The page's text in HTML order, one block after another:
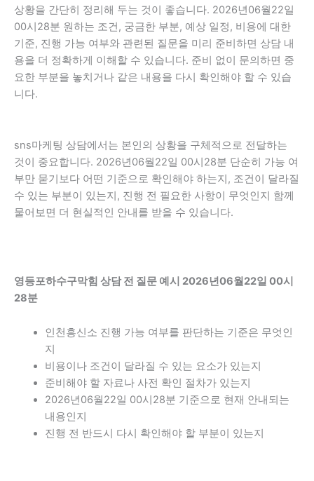
상황을 간단히 정리해 두는 것이 좋습니다. 2026년06월22일
00시28분 원하는 조건, 궁금한 부분, 예상 일정, 비용에 대한
기준, 진행 가능 여부와 관련된 질문을 미리 준비하면 상담 내
용을 더 정확하게 이해할 수 있습니다. 준비 없이 문의하면 중
요한 부분을 놓치거나 같은 내용을 다시 확인해야 할 수 있습
니다.
sns마케팅 상담에서는 본인의 상황을 구체적으로 전달하는
것이 중요합니다. 2026년06월22일 00시28분 단순히 가능 여
부만 묻기보다 어떤 기준으로 확인해야 하는지, 조건이 달라질
수 있는 부분이 있는지, 진행 전 필요한 사항이 무엇인지 함께
물어보면 더 현실적인 안내를 받을 수 있습니다.
영등포하수구막힘 상담 전 질문 예시 2026년06월22일 00시
28분
인천흥신소 진행 가능 여부를 판단하는 기준은 무엇인
지
비용이나 조건이 달라질 수 있는 요소가 있는지
준비해야 할 자료나 사전 확인 절차가 있는지
2026년06월22일 00시28분 기준으로 현재 안내되는
내용인지
진행 전 반드시 다시 확인해야 할 부분이 있는지